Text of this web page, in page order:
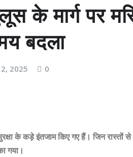
के मार्ग पर
बदला
2025 0
के कड़े इंतजाम किए गए हैं। जिन रास्तों से
गया।